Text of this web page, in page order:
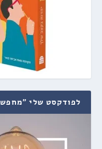
לפודקסט שלי